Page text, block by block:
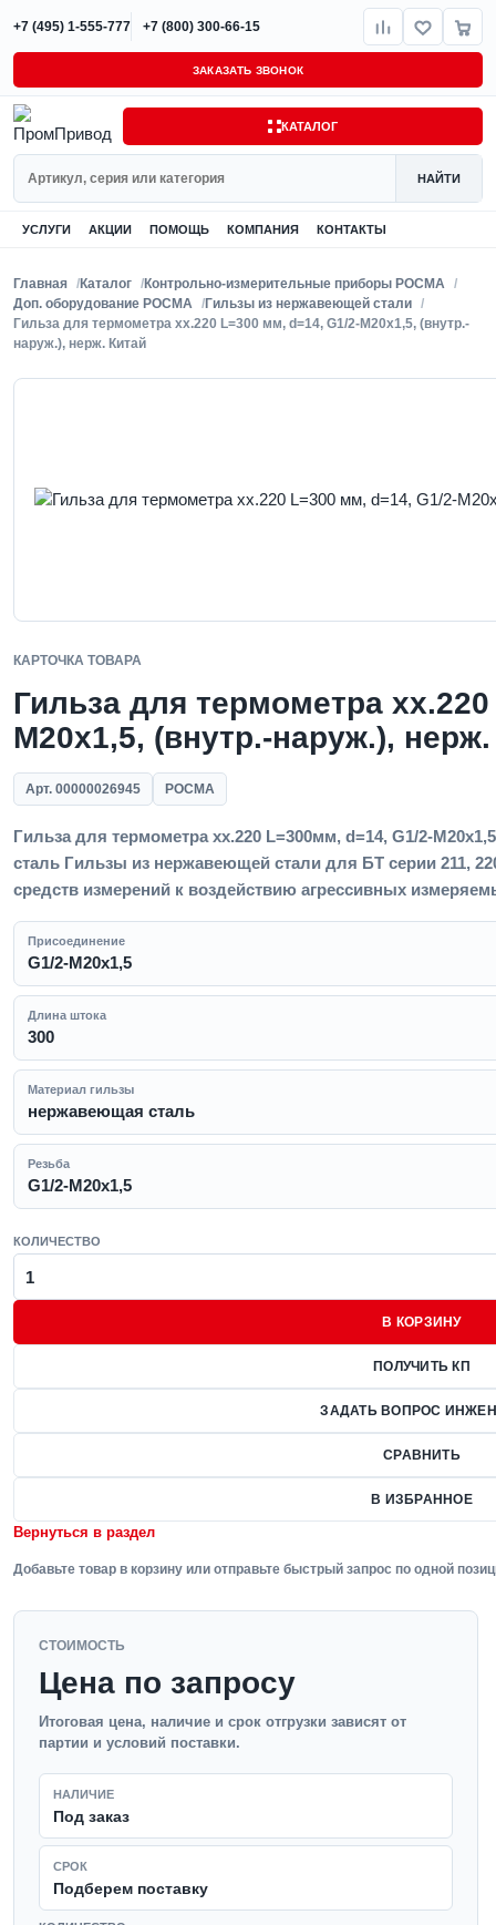
+7 (495) 1-555-777 +7 (800) 300-66-15
ЗАКАЗАТЬ ЗВОНОК
КАТАЛОГ
НАЙТИ
УСЛУГИ АКЦИИ ПОМОЩЬ КОМПАНИЯ КОНТАКТЫ
Главная Каталог
Контрольно-измерительные приборы РОСМА
Доп. оборудование РОСМА
Гильзы из нержавеющей стали
Гильза для термометра xx.220 L=300 мм, d=14, G1/2-M20x1,5, (внутр.-
наруж.), нерж. Китай
КАРТОЧКА ТОВАРА
Гильза для термометра
M20x1,5, (внутр.-наруж.),
Арт. 00000026945 РОСМА
Гильза для термометра xx.220 L=300мм, d=14, G1/2-
сталь Гильзы из нержавеющей стали для БТ серии 211,
средств измерений к воздействию агрессивных
Присоединение
G1/2-M20x1,5
Длина штока
300
Материал гильзы
нержавеющая сталь
Резьба
G1/2-M20x1,5
КОЛИЧЕСТВО
В КОРЗИНУ
ПОЛУЧИТЬ КП
ЗАДАТЬ ВОПРОС
СРАВНИТЬ
В ИЗБРАННОЕ
Вернуться в раздел
Добавьте товар в корзину или отправьте быстрый запрос по одной
СТОИМОСТЬ
Цена по запросу
Итоговая цена, наличие и срок отгрузки зависят от
партии и условий поставки.
НАЛИЧИЕ
Под заказ
СРОК
Подберем поставку